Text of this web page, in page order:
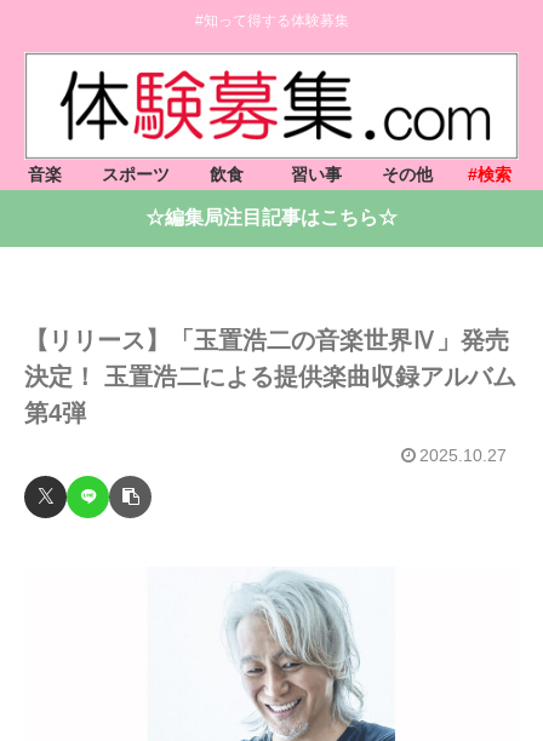
#知って得する体験募集
音楽 スポーツ 飲食 習い事 その他 #検索
☆編集局注目記事はこちら☆
【リリース】「玉置浩二の音楽世界Ⅳ」発売
決定！ 玉置浩二による提供楽曲収録アルバム
第4弾
2025.10.27